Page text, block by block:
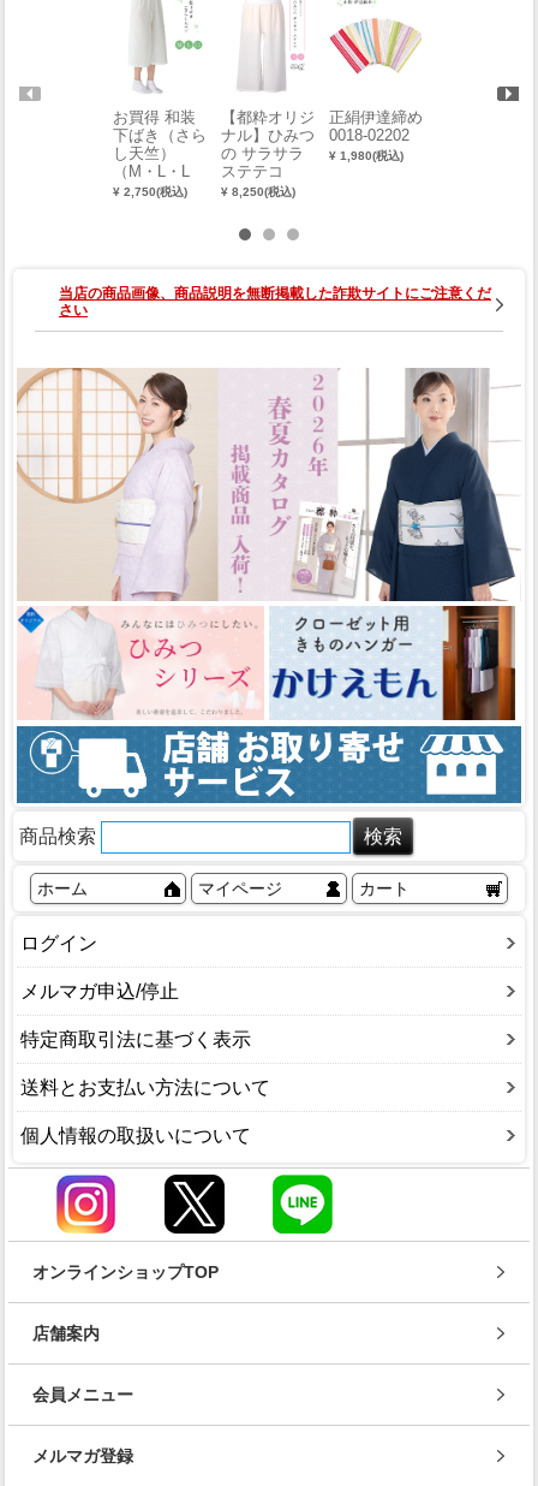
お買得 和装
下ばき（さら
し天竺）
（M・L・L
L） 0001-036
¥ 2,750(税込)
【都粋オリジ
ナル】ひみつ
の サラサラ
ステテコ
（白）（S・
¥ 8,250(税込)
正絹伊達締め
0018-02202
¥ 1,980(税込)
当店の商品画像、商品説明を無断掲載した詐欺サイトにご注意くだ
さい
商品検索
ホーム マイページ カート
ログイン
メルマガ申込/停止
特定商取引法に基づく表示
送料とお支払い方法について
個人情報の取扱いについて
オンラインショップTOP
店舗案内
会員メニュー
メルマガ登録